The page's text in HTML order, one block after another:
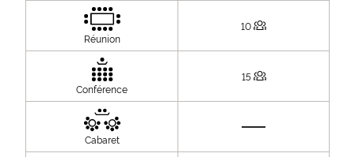
Réunion
10
Conférence
15
Cabaret